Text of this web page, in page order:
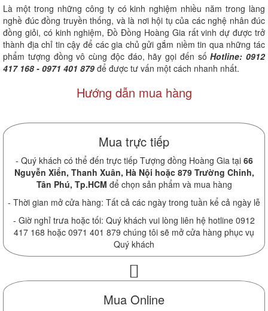
Là một trong những công ty có kinh nghiệm nhiều năm trong làng
nghề đúc đồng truyền thống, và là nơi hội tụ của các nghệ nhân đúc
đồng giỏi, có kinh nghiệm, Đồ Đồng Hoàng Gia rất vinh dự được trở
thành địa chỉ tin cậy để các gia chủ gửi gắm niềm tin qua những tác
phẩm tượng đồng vô cùng độc đáo, hãy gọi đến sốHotline: 0912
417 168 - 0971 401 879 để được tư vấn một cách nhanh nhất.
Hướng dẫn mua hàng
Mua trực tiếp
- Quý khách có thể đến trực tiếp Tượng đồng Hoàng Gia tại 66
Nguyễn Xiển, Thanh Xuân, Hà Nội hoặc 879 Trường Chinh,
Tân Phú, Tp.HCM để chọn sản phẩm và mua hàng
- Thời gian mở cửa hàng: Tất cả các ngày trong tuần kể cả ngày lễ
- Giờ nghỉ trưa hoặc tối: Quý khách vui lòng liên hệ hotline 0912
417 168 hoặc 0971 401 879 chúng tôi sẽ mở cửa hàng phục vụ
Quý khách
Mua Online